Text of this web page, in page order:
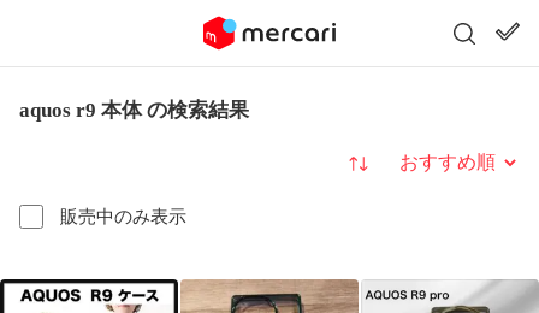
aquos r9 本体 の検索結果
販売中のみ表示
並び替え